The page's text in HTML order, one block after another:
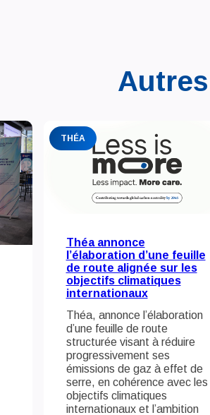
THÉA
Théa annonce
l’élaboration d’une feuille
de route alignée sur les
objectifs climatiques
internationaux
Théa, annonce l’élaboration
d’une feuille de route
structurée visant à réduire
progressivement ses
émissions de gaz à effet de
serre, en cohérence avec les
objectifs climatiques
internationaux et l’ambition